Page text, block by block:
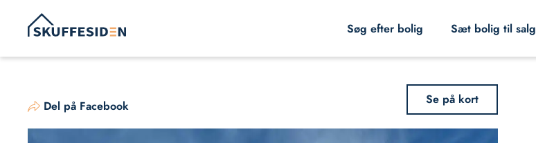
indhold
Søg efter bolig Sæt bolig til salg
Del på Facebook Se på kort